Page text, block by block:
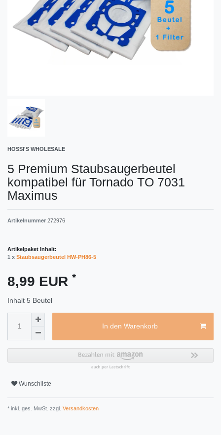
HOSSI'S WHOLESALE
5 Premium Staubsaugerbeutel
kompatibel für Tornado TO 7031
Maximus
Artikelnummer 272976
Artikelpaket Inhalt:
1 x Staubsaugerbeutel HW-PH86-5
8,99 EUR *
Inhalt 5 Beutel
In den Warenkorb
Wunschliste
* inkl. ges. MwSt. zzgl. Versandkosten